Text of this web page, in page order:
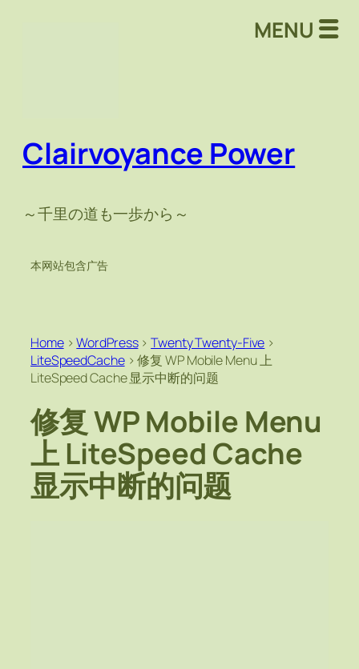
Clairvoyance Power
～千里の道も一歩から～
本网站包含广告
Home>WordPress>Twenty Twenty-Five >
LiteSpeedCache>修复 WP Mobile Menu 上
LiteSpeed Cache 显示中断的问题
修复 WP Mobile Menu
上 LiteSpeed Cache
显示中断的问题
MENU